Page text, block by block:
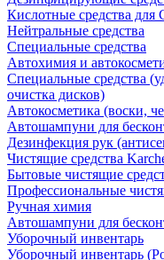
Кислотные средства для
Нейтральные средства
Специальные средства
Автохимия и
Специальные средства
очистка дисков)
Автокосметика (воски,
Автошампуни для
Дезинфекция рук
Чистящие средства
Бытовые чистящие
Профессиональные
Ручная химия
Автошампуни для
Уборочный инвентарь
Уборочный инвентарь